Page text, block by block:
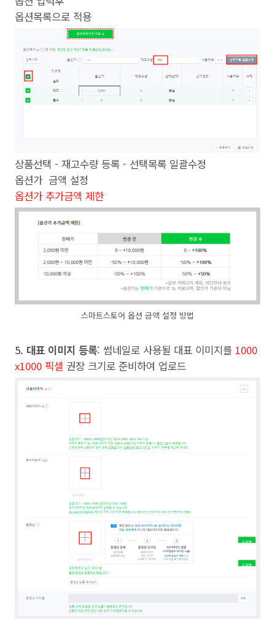
옵션목록으로 적용
상품선택 - 재고수량 등록 - 선택목록 일괄수정
옵션가 금액 설정
옵션가 추가금액 제한
스마트스토어 옵션 금액 설정 방법
5. 대표 이미지 등록: 썸네일로 사용될 대표 이미지를 1000
x1000 픽셀 권장 크기로 준비하여 업로드